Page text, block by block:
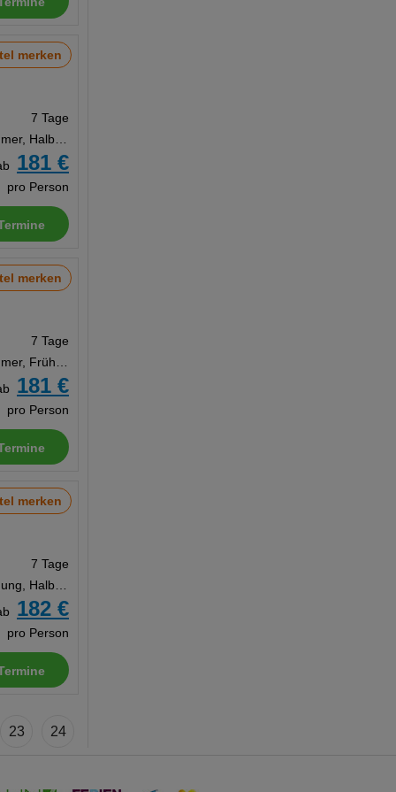
merken
7 Tage
Doppelzimmer, Halbpension
181 €
pro Person
merken
7 Tage
Doppelzimmer, Frühstück
181 €
pro Person
merken
7 Tage
Unterbringung, Halbpension
182 €
pro Person
23 24